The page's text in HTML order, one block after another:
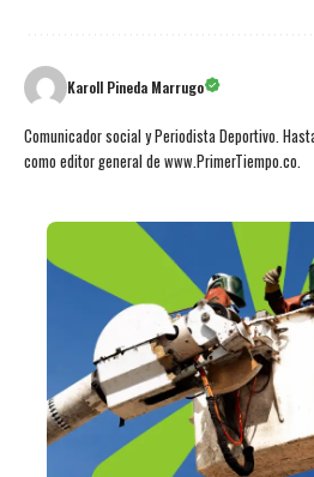
Karoll Pineda Marrugo
Comunicador social y Periodista Deportivo.
como editor general de www.PrimerTiempo.co.